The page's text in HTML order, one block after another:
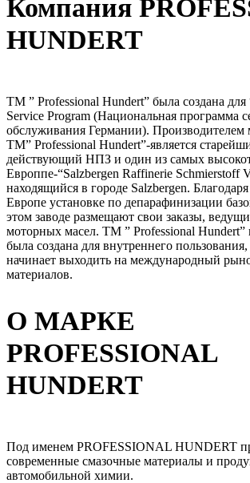
Компания
HUNDERT
ТМ ” Professional Hundert” была создана для
Service Program (Национальная программа
обслуживания Германии). Производителем
ТМ” Professional Hundert”-является
действующий НПЗ и один из самых
Европпе-“Salzbergen Raffinerie Schmierstoff
находящийся в городе Salzbergen.
Европе установке по депарафинизации
этом заводе размещают свои заказы,
моторных масел. ТМ ” Professional Hundert”
была создана для внутреннего
начинает выходить на международный
материалов.
О МАРКЕ
PROFESSIONAL
HUNDERT
Под именем PROFESSIONAL HUNDERT
современные смазочные материалы и
автомобильной химии.